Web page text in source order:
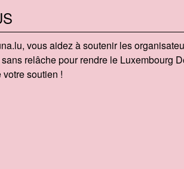
vous aidez à soutenir les
relâche pour rendre le Luxembourg
soutien !